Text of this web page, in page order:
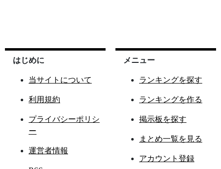
はじめに
当サイトについて
利用規約
プライバシーポリシ
ー
運営者情報
メニュー
ランキングを探す
ランキングを作る
掲示板を探す
まとめ一覧を見る
アカウント登録